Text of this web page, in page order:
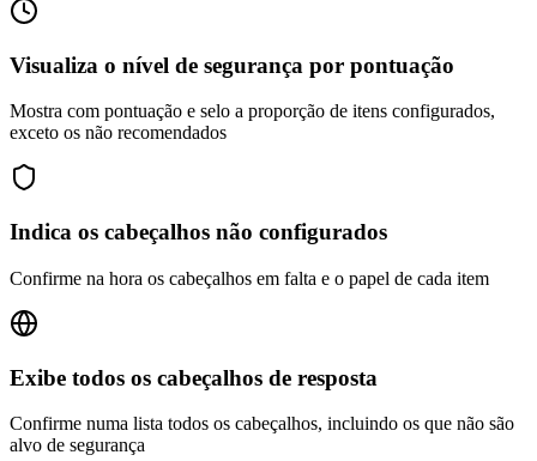
Visualiza o nível de segurança por pontuação
Mostra com pontuação e selo a proporção de itens configurados,
exceto os não recomendados
Indica os cabeçalhos não configurados
Confirme na hora os cabeçalhos em falta e o papel de cada item
Exibe todos os cabeçalhos de resposta
Confirme numa lista todos os cabeçalhos, incluindo os que não são
alvo de segurança